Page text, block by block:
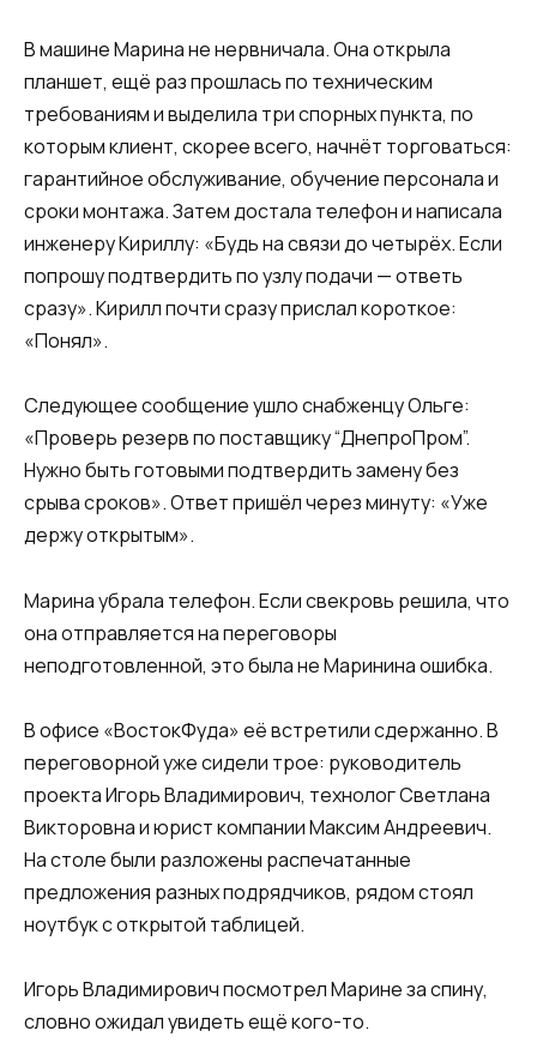
В машине Марина не нервничала. Она открыла
планшет, ещё раз прошлась по техническим
требованиям и выделила три спорных пункта, по
которым клиент, скорее всего, начнёт торговаться:
гарантийное обслуживание, обучение персонала и
сроки монтажа. Затем достала телефон и написала
инженеру Кириллу: «Будь на связи до четырёх. Если
попрошу подтвердить по узлу подачи — ответь
сразу». Кирилл почти сразу прислал короткое:
«Понял».
Следующее сообщение ушло снабженцу Ольге:
«Проверь резерв по поставщику “ДнепроПром”.
Нужно быть готовыми подтвердить замену без
срыва сроков». Ответ пришёл через минуту: «Уже
держу открытым».
Марина убрала телефон. Если свекровь решила, что
она отправляется на переговоры
неподготовленной, это была не Маринина ошибка.
В офисе «ВостокФуда» её встретили сдержанно. В
переговорной уже сидели трое: руководитель
проекта Игорь Владимирович, технолог Светлана
Викторовна и юрист компании Максим Андреевич.
На столе были разложены распечатанные
предложения разных подрядчиков, рядом стоял
ноутбук с открытой таблицей.
Игорь Владимирович посмотрел Марине за спину,
словно ожидал увидеть ещё кого-то.